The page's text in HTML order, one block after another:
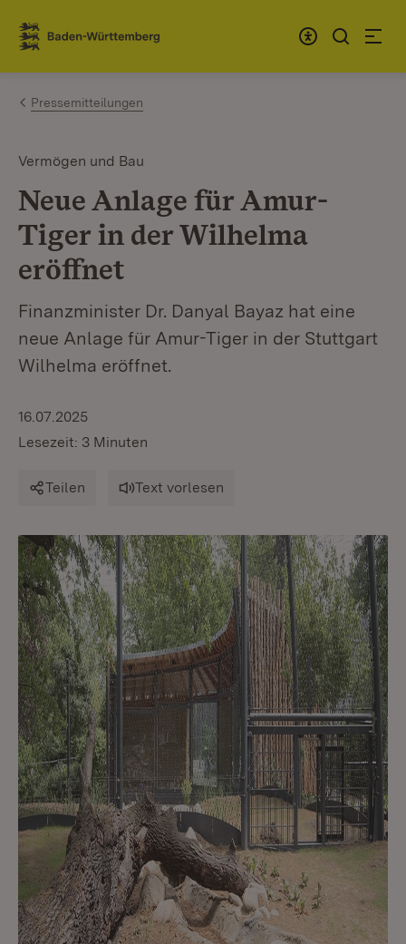
Zum Inhalt springen
Link zur Startseite
Pressemitteilungen
Vermögen und Bau
Neue Anlage für Amur-
Tiger in der Wilhelma
eröffnet
Finanzminister Dr. Danyal Bayaz hat eine
neue Anlage für Amur-Tiger in der Stuttgart
Wilhelma eröffnet.
16.07.2025
Lesezeit: 3 Minuten
Teilen Text vorlesen